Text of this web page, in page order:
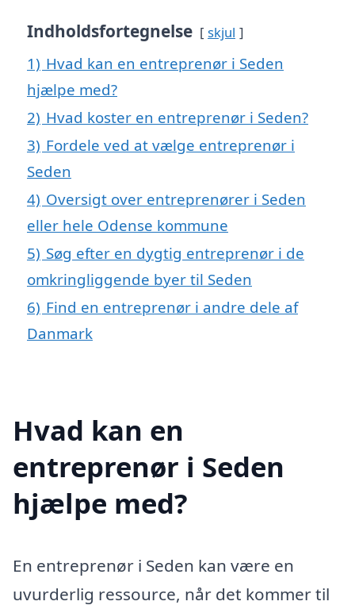
Indholdsfortegnelse skjul
1) Hvad kan en entreprenør i Seden
hjælpe med?
2) Hvad koster en entreprenør i Seden?
3) Fordele ved at vælge entreprenør i
Seden
4) Oversigt over entreprenører i Seden
eller hele Odense kommune
5) Søg efter en dygtig entreprenør i de
omkringliggende byer til Seden
6) Find en entreprenør i andre dele af
Danmark
Hvad kan en
entreprenør i Seden
hjælpe med?
En entreprenør i Seden kan være en
uvurderlig ressource, når det kommer til